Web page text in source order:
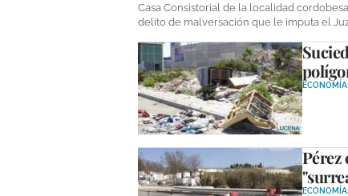
Casa Consistorial de la localidad
delito de malversación que le imputa el
ECONOMÍA
Pérez
ECONOMÍA